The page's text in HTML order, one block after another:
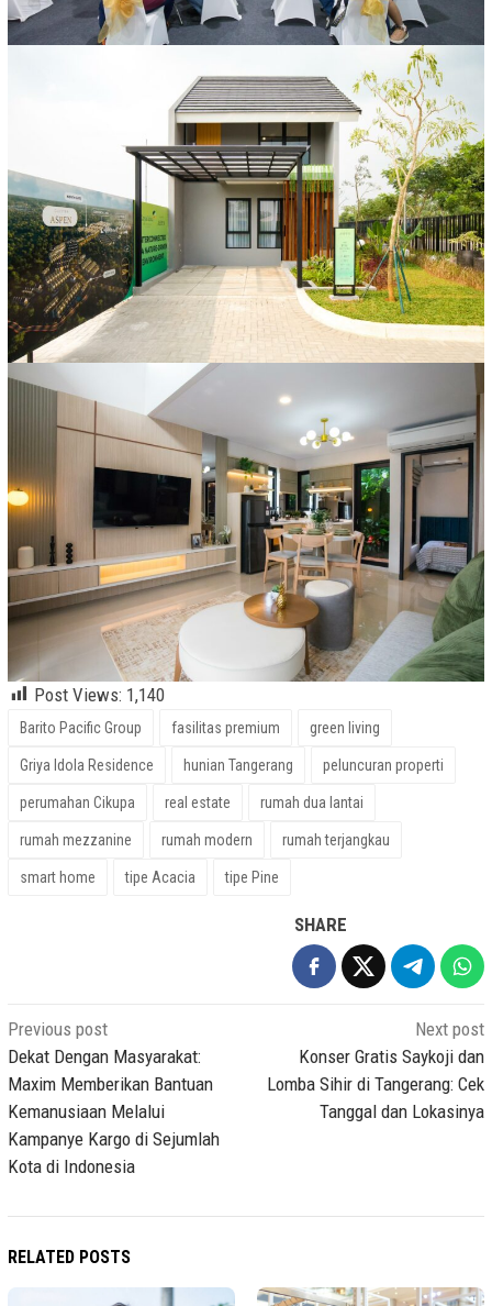
Post Views: 1,140
Barito Pacific Group fasilitas premium green living
Griya Idola Residence hunian Tangerang peluncuran properti
perumahan Cikupa real estate rumah dua lantai
rumah mezzanine rumah modern rumah terjangkau
smart home tipe Acacia tipe Pine
SHARE
Post
navigation
Previous post
Dekat Dengan Masyarakat:
Maxim Memberikan Bantuan
Kemanusiaan Melalui
Kampanye Kargo di Sejumlah
Kota di Indonesia
Next post
Konser Gratis Saykoji dan
Lomba Sihir di Tangerang: Cek
Tanggal dan Lokasinya
RELATED POSTS